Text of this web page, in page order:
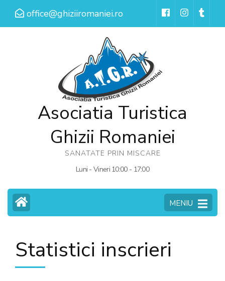
office@ghiziiromaniei.ro
Asociatia Turistica
Ghizii Romaniei
SANATATE PRIN MISCARE
Luni - Vineri 10:00 - 17:00
MENIU
Statistici inscrieri